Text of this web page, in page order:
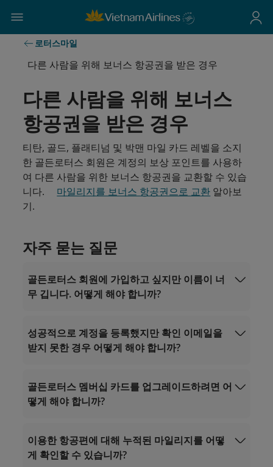
로터스마일
다른 사람을 위해 보너스 항공권을 받은 경우
다른 사람을 위해 보너스
항공권을 받은 경우
티탄, 골드, 플래티넘 및 박맨 마일 카드 레벨을 소지
한 골든로터스 회원은 계정의 보상 포인트를 사용하
여 다른 사람을 위한 보너스 항공권을 교환할 수 있습
니다. 마일리지를 보너스 항공권으로 교환 알아보
기.
자주 묻는 질문
골든로터스 회원에 가입하고 싶지만 이름이 너
무 깁니다. 어떻게 해야 합니까?
베트남 국제 전화: +84 24 38320320
이메일:
Lotusmiles@vietnamairlines.com
(티
탄, 실버, 등록회원)
성공적으로 계정을 등록했지만 확인 이메일을
받지 못한 경우 어떻게 해야 합니까?
noreply.lotusmiles@info.vietnamairlines.com
골든로터스 멤버십 카드를 업그레이드하려면 어
떻게 해야 합니까?
자격 기준
이용한 항공편에 대해 누적된 마일리지를 어떻
게 확인할 수 있습니까?